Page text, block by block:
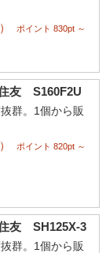
ポイント 830pt ～
友 S160F2U
群。1個から販
ポイント 820pt ～
友 SH125X-3
群。1個から販